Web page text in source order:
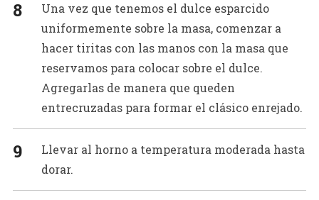
Una vez que tenemos el dulce esparcido
uniformemente sobre la masa, comenzar a
hacer tiritas con las manos con la masa que
reservamos para colocar sobre el dulce.
Agregarlas de manera que queden
entrecruzadas para formar el clásico enrejado.
Llevar al horno a temperatura moderada hasta
dorar.